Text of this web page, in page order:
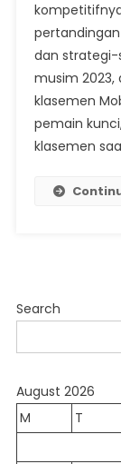
dan strategi-
musim 2023,
klasemen
pemain
klasemen
Search
August 2026
M
T